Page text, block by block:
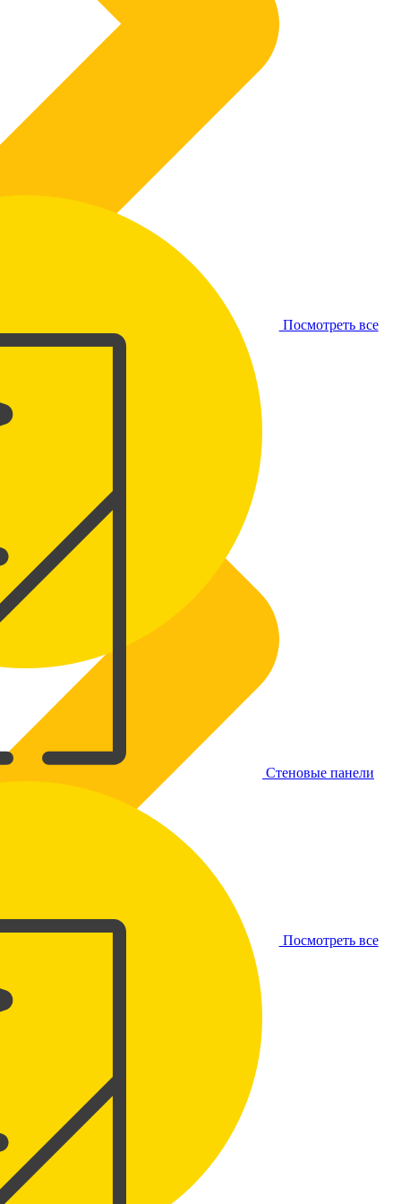
Посмотреть все
Посмотреть все
Стеновые панели